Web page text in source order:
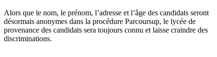
Alors que le nom, le prénom, l’adresse et l’âge des candidats seront
désormais anonymes dans la procédure Parcoursup, le lycée de
provenance des candidats sera toujours connu et laisse craindre des
discriminations.